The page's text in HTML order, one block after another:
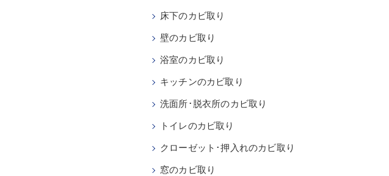
床下のカビ取り
壁のカビ取り
浴室のカビ取り
キッチンのカビ取り
洗面所･脱衣所のカビ取り
トイレのカビ取り
クローゼット･押入れのカビ取り
窓のカビ取り